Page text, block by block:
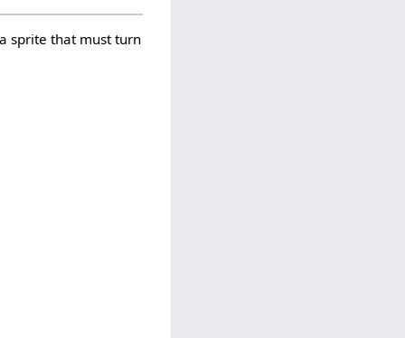
sprite that must turn